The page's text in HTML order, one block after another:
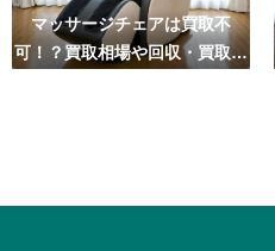
マッサージチェアは買取不
可！？買取相場や回収・買取の